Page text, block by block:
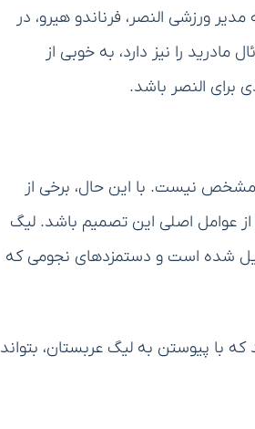
ورزشی النصر، فرناندو هیرو، در
را نیز دارد، به خوبی از
برای النصر باشد.
مشخص نیست. با این حال، برخی از
عوامل اصلی این تصمیم باشد. لیگ
شده است و دستمزدهای نجومی که
فکر می‌کند که با پیوستن به لیگ عربستان، بتواند